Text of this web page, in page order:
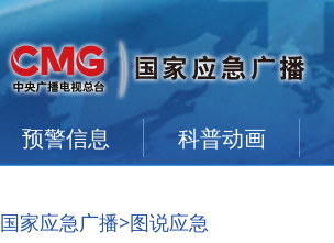
预警信息 科普动画
国家应急广播>图说应急